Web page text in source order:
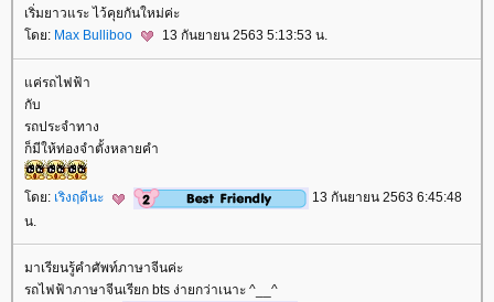
เริ่มยาวแระ ไว้คุยกันใหม่ค่ะ
ดย: Max Bulliboo 13 กันยายน 2563 5:13:53 น.
ค่รถไฟฟ้า
กับ
รถประจำทาง
ก็มีให้ท่องจำตั้งหลายคำ
ดย: เริงฤดีนะ
13 กันยายน 2563 6:45:48
น.
มาเรียนรู้คำศัพท์ภาษาจีนค่ะ
รถไฟฟ้าภาษาจีนเรียก bts ง่ายกว่าเนาะ ^__^